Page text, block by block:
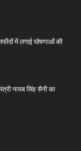
में लगाई घोषणाओं की
नायब सिंह सैनी का